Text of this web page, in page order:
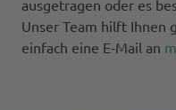
ausgetragen oder es
Unser Team hilft Ihnen
einfach eine E-Mail an